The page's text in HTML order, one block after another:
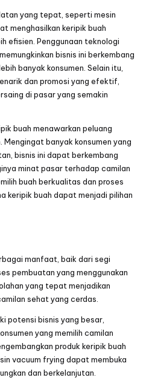
yang tepat, seperti mesin
menghasilkan keripik buah
efisien. Penggunaan teknologi
bisnis ini berkembang
banyak konsumen. Selain itu,
dan promosi yang efektif,
di pasar yang semakin
buah menawarkan peluang
Mengingat banyak konsumen yang
bisnis ini dapat berkembang
minat pasar terhadap camilan
buah berkualitas dan proses
keripik buah dapat menjadi pilihan
manfaat, baik dari segi
pembuatan yang menggunakan
yang tepat menjadikan
sehat yang cerdas.
potensi bisnis yang besar,
yang memilih camilan
produk keripik buah
vacuum frying dapat membuka
dan berkelanjutan.